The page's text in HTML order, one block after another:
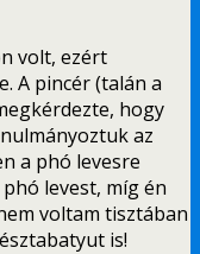
volt, ezért
A pincér (talán a
hogy
az
a phó levesre
levest, míg én
voltam tisztában
is!